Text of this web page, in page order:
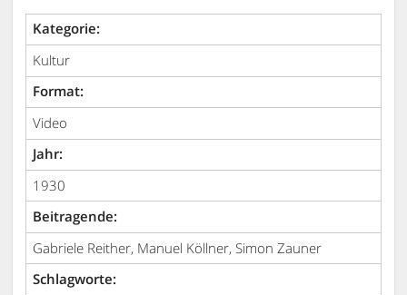
Kategorie:
Kultur
Format:
Video
Jahr:
1930
Beitragende:
Gabriele Reither, Manuel Köllner, Simon Zauner
Schlagworte: